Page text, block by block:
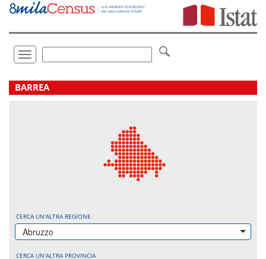
Vai
direttamente
Toggle
navigation
.
BARREA
CERCA UN'ALTRA REGIONE
Abruzzo
CERCA UN'ALTRA PROVINCIA